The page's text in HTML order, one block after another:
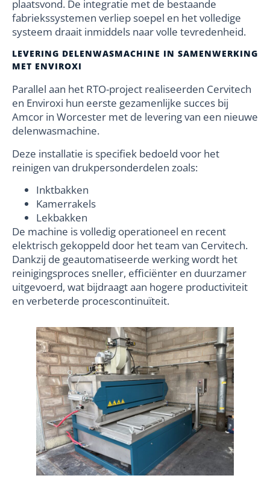
plaatsvond. De integratie met de bestaande
fabriekssystemen verliep soepel en het volledige
systeem draait inmiddels naar volle tevredenheid.
LEVERING DELENWASMACHINE IN SAMENWERKING
MET ENVIROXI
Parallel aan het RTO-project realiseerden Cervitech
en Enviroxi hun eerste gezamenlijke succes bij
Amcor in Worcester met de levering van een nieuwe
delenwasmachine.
Deze installatie is specifiek bedoeld voor het
reinigen van drukpersonderdelen zoals:
Inktbakken
Kamerrakels
Lekbakken
De machine is volledig operationeel en recent
elektrisch gekoppeld door het team van Cervitech.
Dankzij de geautomatiseerde werking wordt het
reinigingsproces sneller, efficiënter en duurzamer
uitgevoerd, wat bijdraagt aan hogere productiviteit
en verbeterde procescontinuïteit.